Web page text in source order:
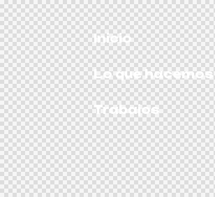
Inicio
Lo que hacemos
Trabajos